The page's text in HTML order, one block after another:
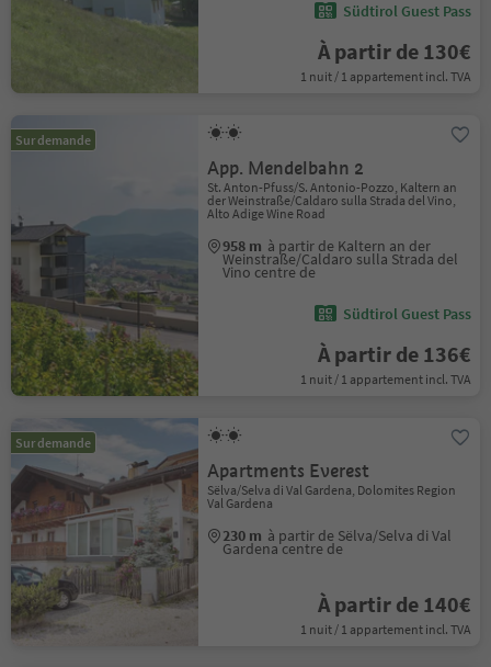
Südtirol Guest Pass
À partir de 130€
1 nuit / 1 appartement incl. TVA
Sur demande
App. Mendelbahn 2
St. Anton-Pfuss/S. Antonio-Pozzo, Kaltern an
der Weinstraße/Caldaro sulla Strada del Vino,
Alto Adige Wine Road
958 m à partir de Kaltern an der
Weinstraße/Caldaro sulla Strada del
Vino centre de
Südtirol Guest Pass
À partir de 136€
1 nuit / 1 appartement incl. TVA
Sur demande
Apartments Everest
Sëlva/Selva di Val Gardena, Dolomites Region
Val Gardena
230 m à partir de Sëlva/Selva di Val
Gardena centre de
À partir de 140€
1 nuit / 1 appartement incl. TVA